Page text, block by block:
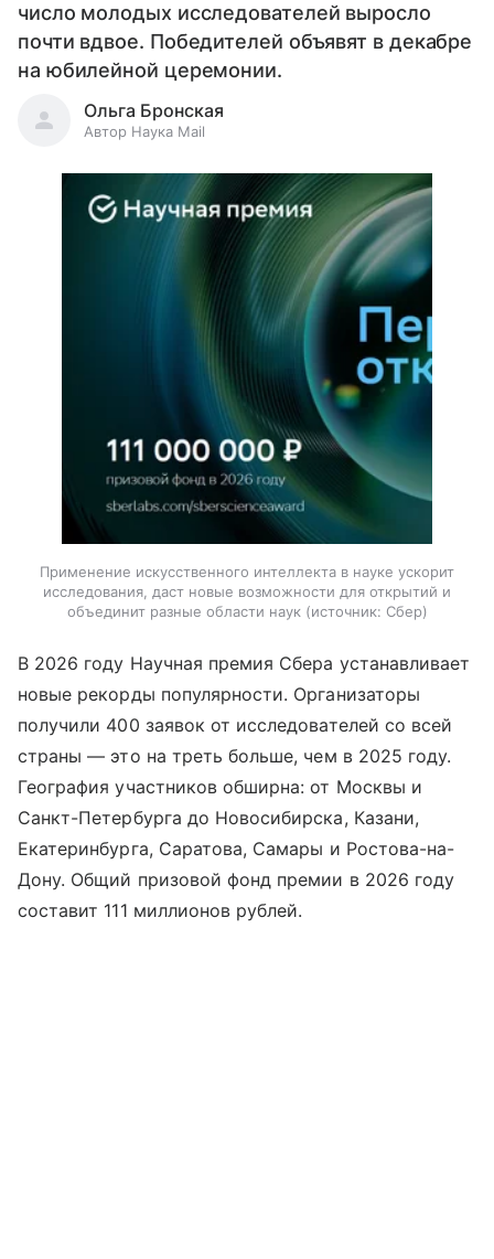
число молодых исследователей выросло
почти вдвое. Победителей объявят в декабре
на юбилейной церемонии.
Ольга Бронская
Автор Наука Mail
Применение искусственного интеллекта в науке ускорит
исследования, даст новые возможности для открытий и
объединит разные области наук
источник: Сбер
В 2026 году Научная премия Сбера устанавливает
новые рекорды популярности. Организаторы
получили 400 заявок от исследователей со всей
страны — это на треть больше, чем в 2025 году.
География участников обширна: от Москвы и
Санкт-Петербурга до Новосибирска, Казани,
Екатеринбурга, Саратова, Самары и Ростова-на-
Дону. Общий призовой фонд премии в 2026 году
составит 111 миллионов рублей.